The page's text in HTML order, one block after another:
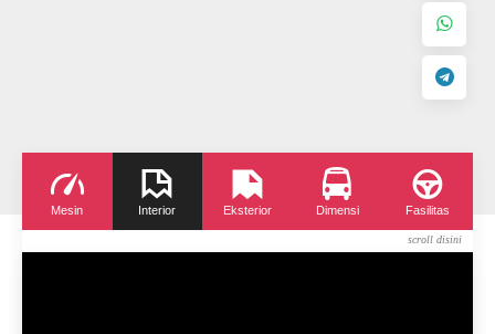
Mesin Interior Eksterior Dimensi Fasilitas